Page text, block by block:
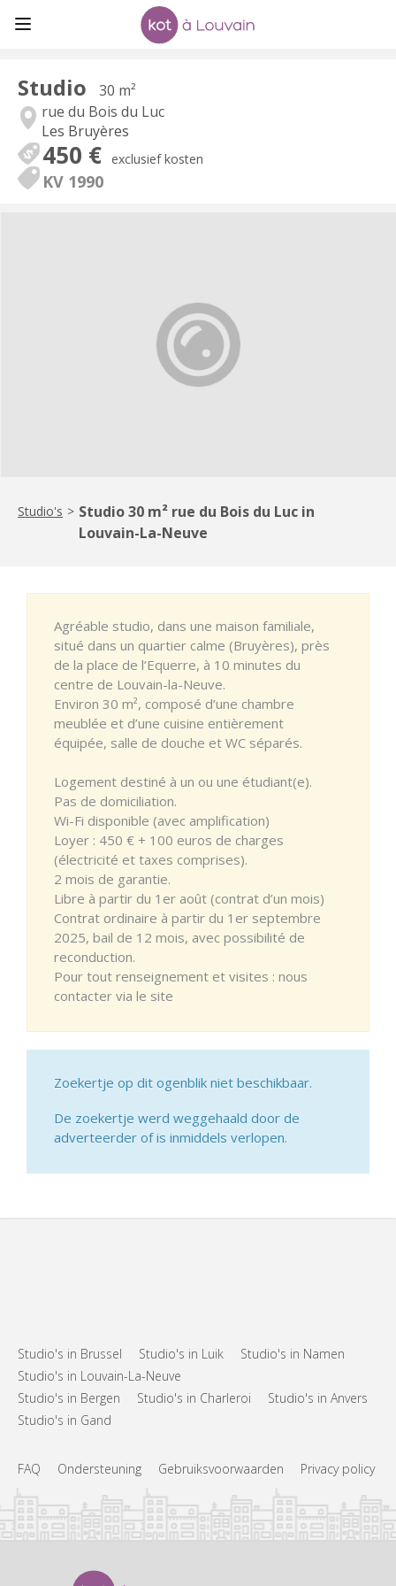
Studio
30 m²
rue du Bois du Luc
Les Bruyères
450 € exclusief kosten
KV 1990
Studio's > Studio 30 m² rue du Bois du Luc in
Louvain-La-Neuve
Agréable studio, dans une maison familiale,
situé dans un quartier calme (Bruyères), près
de la place de l’Equerre, à 10 minutes du
centre de Louvain-la-Neuve.
Environ 30 m², composé d’une chambre
meublée et d’une cuisine entièrement
équipée, salle de douche et WC séparés.
Logement destiné à un ou une étudiant(e).
Pas de domiciliation.
Wi-Fi disponible (avec amplification)
Loyer : 450 € + 100 euros de charges
(électricité et taxes comprises).
2 mois de garantie.
Libre à partir du 1er août (contrat d’un mois)
Contrat ordinaire à partir du 1er septembre
2025, bail de 12 mois, avec possibilité de
reconduction.
Pour tout renseignement et visites : nous
contacter via le site
Zoekertje op dit ogenblik niet beschikbaar.
De zoekertje werd weggehaald door de
adverteerder of is inmiddels verlopen.
Studio's in Brussel Studio's in Luik
Studio's in Namen
Studio's in Louvain-La-Neuve
Studio's in Bergen
Studio's in Charleroi
Studio's in Anvers
Studio's in Gand
FAQ Ondersteuning Gebruiksvoorwaarden Privacy policy